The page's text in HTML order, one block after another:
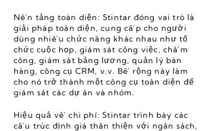
Nền tảng toàn diện: Stintar đóng vai trò là
giải pháp toàn diện, cung cấp cho người
dùng nhiều chức năng khác nhau như tổ
chức cuộc họp, giám sát công việc, chấm
công, giám sát bảng lương, quản lý bán
hàng, công cụ CRM, v.v. Bề rộng này làm
cho nó trở thành một công cụ toàn diện để
giám sát các dự án và nhóm.
Hiệu quả về chi phí: Stintar trình bày các
cấu trúc định giá thân thiện với ngân sách,